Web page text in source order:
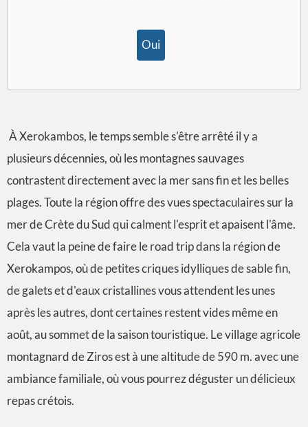
Oui
À Xerokambos, le temps semble s'être arrêté il y a
plusieurs décennies, où les montagnes sauvages
contrastent directement avec la mer sans fin et les belles
plages. Toute la région offre des vues spectaculaires sur la
mer de Crète du Sud qui calment l'esprit et apaisent l'âme.
Cela vaut la peine de faire le road trip dans la région de
Xerokampos, où de petites criques idylliques de sable fin,
de galets et d'eaux cristallines vous attendent les unes
après les autres, dont certaines restent vides même en
août, au sommet de la saison touristique. Le village agricole
montagnard de Ziros est à une altitude de 590 m. avec une
ambiance familiale, où vous pourrez déguster un délicieux
repas crétois.